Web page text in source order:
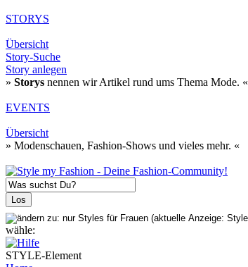
STORYS
Übersicht
Story-Suche
Story anlegen
» Storys nennen wir Artikel rund ums Thema Mode. «
EVENTS
Übersicht
» Modenschauen, Fashion-Shows und vieles mehr. «
wähle:
STYLE-Element